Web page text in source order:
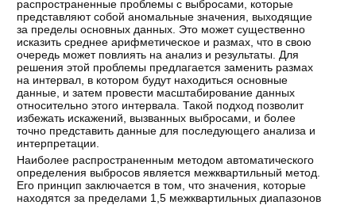
распространенные проблемы с выбросами, которые
представляют собой аномальные значения, выходящие
за пределы основных данных. Это может существенно
исказить среднее арифметическое и размах, что в свою
очередь может повлиять на анализ и результаты. Для
решения этой проблемы предлагается заменить размах
на интервал, в котором будут находиться основные
данные, и затем провести масштабирование данных
относительно этого интервала. Такой подход позволит
избежать искажений, вызванных выбросами, и более
точно представить данные для последующего анализа и
интерпретации.
Наиболее распространенным методом автоматического
определения выбросов является межквартильный метод.
Его принцип заключается в том, что значения, которые
находятся за пределами 1,5 межквартильных диапазонов